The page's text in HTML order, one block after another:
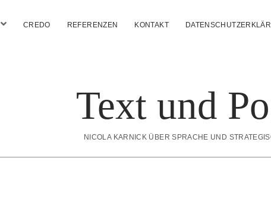
MenüCREDO REFERENZEN KONTAKT
Text und
NICOLA KARNICK ÜBER SPRACHE UND